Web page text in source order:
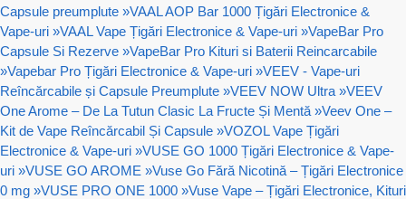
Capsule preumplute »VAAL AOP Bar 1000 Țigări Electronice &
Vape-uri »VAAL Vape Țigări Electronice & Vape-uri »VapeBar Pro
Capsule Si Rezerve »VapeBar Pro Kituri si Baterii Reincarcabile
»Vapebar Pro Țigări Electronice & Vape-uri »VEEV - Vape-uri
Reîncărcabile și Capsule Preumplute »VEEV NOW Ultra »VEEV
One Arome – De La Tutun Clasic La Fructe Și Mentă »Veev One –
Kit de Vape Reîncărcabil Și Capsule »VOZOL Vape Țigări
Electronice & Vape-uri »VUSE GO 1000 Țigări Electronice & Vape-
uri »VUSE GO AROME »Vuse Go Fără Nicotină – Țigări Electronice
0 mg »VUSE PRO ONE 1000 »Vuse Vape – Țigări Electronice, Kituri